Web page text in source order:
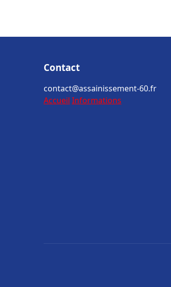
Contact
contact@assainissement-60.fr
Accueil Informations